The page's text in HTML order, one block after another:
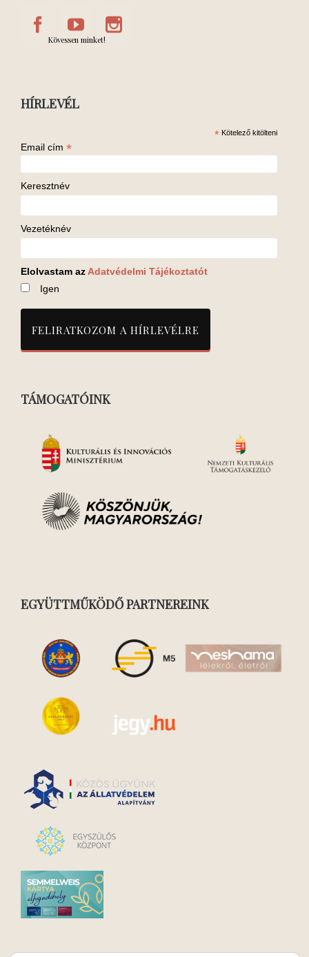
Kövessen minket!
HÍRLEVÉL
* Kötelező kitölteni
Email cím *
Keresztnév
Vezetéknév
Elolvastam az Adatvédelmi Tájékoztatót
Igen
TÁMOGATÓINK
EGYÜTTMŰKÖDŐ PARTNEREINK